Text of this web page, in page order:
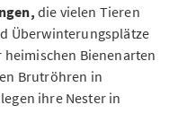
die vielen Tieren
Überwinterungsplätze
Bienenarten
Brutröhren in
ihre Nester in